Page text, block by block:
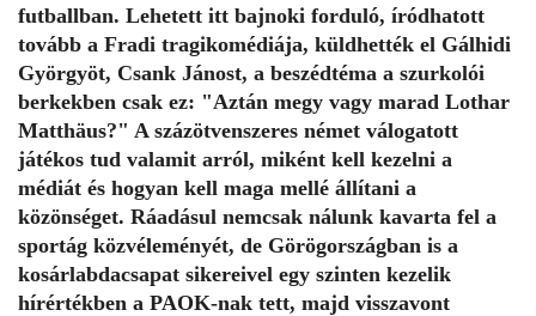
futballban. Lehetett itt bajnoki forduló, íródhatott
tovább a Fradi tragikomédiája, küldhették el Gálhidi
Györgyöt, Csank Jánost, a beszédtéma a szurkolói
berkekben csak ez: "Aztán megy vagy marad Lothar
Matthäus?" A százötvenszeres német válogatott
játékos tud valamit arról, miként kell kezelni a
médiát és hogyan kell maga mellé állítani a
közönséget. Ráadásul nemcsak nálunk kavarta fel a
sportág közvéleményét, de Görögországban is a
kosárlabdacsapat sikereivel egy szinten kezelik
hírértékben a PAOK-nak tett, majd visszavont